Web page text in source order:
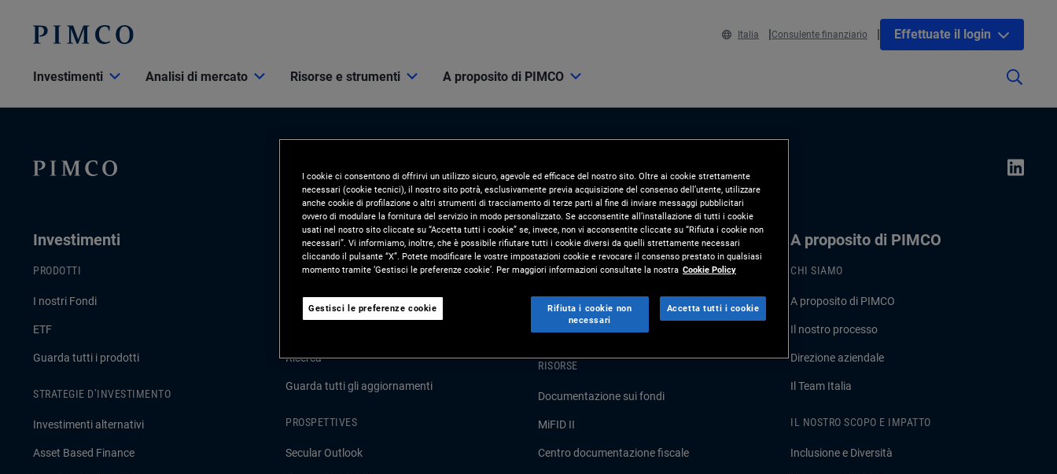
Italia Consulente finanziario Effettuate il login
Investimenti Analisi di mercato Risorse e strumenti A proposito di PIMCO
Investimenti
PRODOTTI
I nostri Fondi
ETF
Guarda tutti i prodotti
STRATEGIE D’INVESTIMENTO
Investimenti alternativi
Asset Based Finance
Analisi Di Mercato
ULTIMI AGGIORNAMENTI
Commento di Mercato
Ricerca
Guarda tutti gli aggiornamenti
PROSPETTIVES
Secular Outlook
Risorse e strumenti
STRUMENTI
Soluzioni per i clienti e analisi
RISORSE
Documentazione sui fondi
MiFID II
Centro documentazione fiscale
A proposito di PIMCO
CHI SIAMO
A proposito di PIMCO
Il nostro processo
Direzione aziendale
Il Team Italia
IL NOSTRO SCOPO E IMPATTO
Inclusione e Diversità
I cookie ci consentono di offrirvi un utilizzo sicuro, agevole ed efficace del nostro sito. Oltre ai cookie strettamente
necessari (cookie tecnici), il nostro sito potrà, esclusivamente previa acquisizione del consenso dell’utente, utilizzare
anche cookie di profilazione o altri strumenti di tracciamento di terze parti al fine di inviare messaggi pubblicitari
ovvero di modulare la fornitura del servizio in modo personalizzato. Se acconsentite all’installazione di tutti i cookie
usati nel nostro sito cliccate su “Accetta tutti i cookie” se, invece, non vi acconsentite cliccate su “Rifiuta i cookie non
necessari”. Vi informiamo, inoltre, che è possibile rifiutare tutti i cookie diversi da quelli strettamente necessari
cliccando il pulsante “X”. Potete modificare le vostre impostazioni cookie e revocare il consenso prestato in qualsiasi
momento tramite ‘Gestisci le preferenze cookie’. Per maggiori informazioni consultate la nostra Cookie Policy
Gestisci le preferenze cookie
Rifiuta i cookie non
necessari
Accetta tutti i cookie